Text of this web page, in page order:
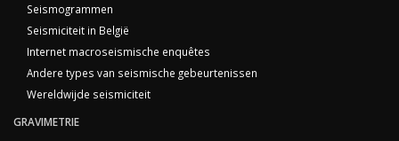
Seismogrammen
Seismiciteit in België
Internet macroseismische enquêtes
Andere types van seismische gebeurtenissen
Wereldwijde seismiciteit
GRAVIMETRIE